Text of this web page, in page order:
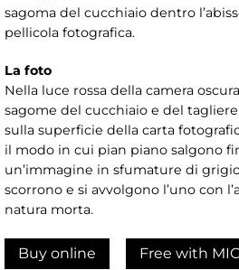
sagoma del cucchiaio dentro
pellicola fotografica.
La foto
Nella luce rossa della camera
sagome del cucchiaio e del
sulla superficie della carta
il modo in cui pian piano salgono
un’immagine in sfumature di
scorrono e si avvolgono l’uno con
natura morta.
Buy online Free with